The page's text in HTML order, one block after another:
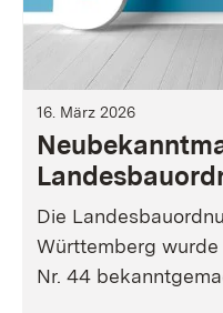
16. März 2026
Die
Württemberg wurde
Nr. 44